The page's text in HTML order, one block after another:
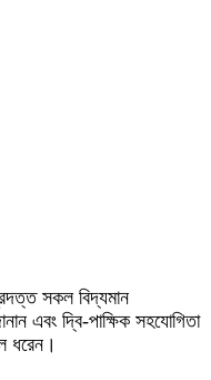
সকল বিদ্যমান
এবং দ্বি-পাক্ষিক সহযোগিতা
ধরেন।